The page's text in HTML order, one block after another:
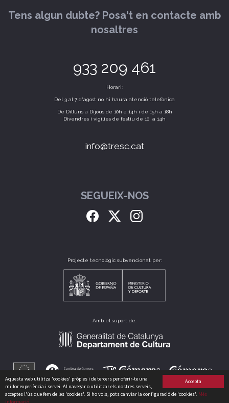
Accepta
Aquesta web utilitza 'cookies' pròpies i de tercers per oferir-te una
millor experiència i servei. Al navegar o utilitzar els nostres serveis,
acceptes l'ús que fem de les 'cookies'. Si ho vols, pots canviar la configuració de 'cookies'. Més
Tens algun dubte? Posa't en contacte amb
nosaltres
933 209 461
Horari:
Del 3 al 7 d'agost no hi haura atenció telefònica
De Dilluns a Dijous de 10h a 14h i de 15h a 18h
Divendres i vigílies de festiu de 10 a 14h
info@tresc.cat
SEGUEIX-NOS
Projecte tecnològic subvencionat per:
Amb el suport de:
CLUB CATALÀ DE CULTURA, S.L. B64175235 CARRER PERÚ, 186 - 08020 - BARCELONA